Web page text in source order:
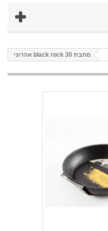
מחבת black rock 30 אהרוני